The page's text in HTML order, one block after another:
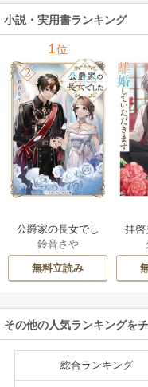
小説・実用書ランキング
1位
公爵家の長女でし
た
鈴音さや
無料立読み
拝啓
様
その他の人気ランキングを
総合ランキング